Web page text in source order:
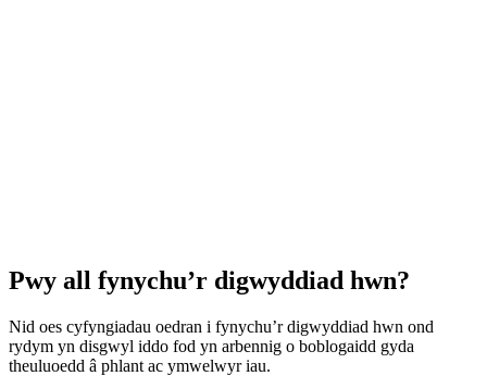
Pwy all fynychu’r digwyddiad hwn?
Nid oes cyfyngiadau oedran i fynychu’r digwyddiad hwn ond
rydym yn disgwyl iddo fod yn arbennig o boblogaidd gyda
theuluoedd â phlant ac ymwelwyr iau.